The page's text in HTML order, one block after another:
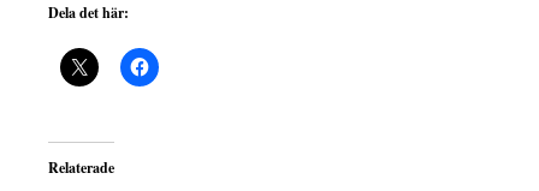
Dela det här:
Relaterade